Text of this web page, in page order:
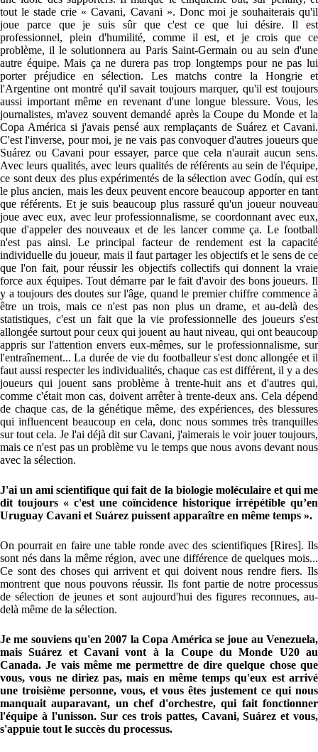
tout le stade crie « Cavani, Cavani ». Donc moi je souhaiterais qu'il
joue parce que je suis sûr que c'est ce que lui désire. Il est
professionnel, plein d'humilité, comme il est, et je crois que ce
problème, il le solutionnera au Paris Saint-Germain ou au sein d'une
autre équipe. Mais ça ne durera pas trop longtemps pour ne pas lui
porter préjudice en sélection. Les matchs contre la Hongrie et
l'Argentine ont montré qu'il savait toujours marquer, qu'il est toujours
aussi important même en revenant d'une longue blessure. Vous, les
journalistes, m'avez souvent demandé après la Coupe du Monde et la
Copa América si j'avais pensé aux remplaçants de Suárez et Cavani.
C'est l'inverse, pour moi, je ne vais pas convoquer d'autres joueurs que
Suárez ou Cavani pour essayer, parce que cela n'aurait aucun sens.
Avec leurs qualités, avec leurs qualités de référents au sein de l'équipe,
ce sont deux des plus expérimentés de la sélection avec Godín, qui est
le plus ancien, mais les deux peuvent encore beaucoup apporter en tant
que référents. Et je suis beaucoup plus rassuré qu'un joueur nouveau
joue avec eux, avec leur professionnalisme, se coordonnant avec eux,
que d'appeler des nouveaux et de les lancer comme ça. Le football
n'est pas ainsi. Le principal facteur de rendement est la capacité
individuelle du joueur, mais il faut partager les objectifs et le sens de ce
que l'on fait, pour réussir les objectifs collectifs qui donnent la vraie
force aux équipes. Tout démarre par le fait d'avoir des bons joueurs. Il
y a toujours des doutes sur l'âge, quand le premier chiffre commence à
être un trois, mais ce n'est pas non plus un drame, et au-delà des
statistiques, c'est un fait que la vie professionnelle des joueurs s'est
allongée surtout pour ceux qui jouent au haut niveau, qui ont beaucoup
appris sur l'attention envers eux-mêmes, sur le professionnalisme, sur
l'entraînement... La durée de vie du footballeur s'est donc allongée et il
faut aussi respecter les individualités, chaque cas est différent, il y a des
joueurs qui jouent sans problème à trente-huit ans et d'autres qui,
comme c'était mon cas, doivent arrêter à trente-deux ans. Cela dépend
de chaque cas, de la génétique même, des expériences, des blessures
qui influencent beaucoup en cela, donc nous sommes très tranquilles
sur tout cela. Je l'ai déjà dit sur Cavani, j'aimerais le voir jouer toujours,
mais ce n'est pas un problème vu le temps que nous avons devant nous
avec la sélection.
J'ai un ami scientifique qui fait de la biologie moléculaire et qui me
dit toujours « c'est une coïncidence historique irrépétible qu’en
Uruguay Cavani et Suárez puissent apparaître en même temps ».
On pourrait en faire une table ronde avec des scientifiques [Rires]. Ils
sont nés dans la même région, avec une différence de quelques mois...
Ce sont des choses qui arrivent et qui doivent nous rendre fiers. Ils
montrent que nous pouvons réussir. Ils font partie de notre processus
de sélection de jeunes et sont aujourd'hui des figures reconnues, au-
delà même de la sélection.
Je me souviens qu'en 2007 la Copa América se joue au Venezuela,
mais Suárez et Cavani vont à la Coupe du Monde U20 au
Canada. Je vais même me permettre de dire quelque chose que
vous, vous ne diriez pas, mais en même temps qu'eux est arrivé
une troisième personne, vous, et vous êtes justement ce qui nous
manquait auparavant, un chef d'orchestre, qui fait fonctionner
l'équipe à l'unisson. Sur ces trois pattes, Cavani, Suárez et vous,
s'appuie tout le succès du processus.